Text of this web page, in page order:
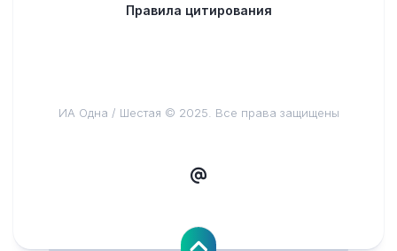
Правила цитирования
ИА Одна / Шестая © 2025. Все права защищены